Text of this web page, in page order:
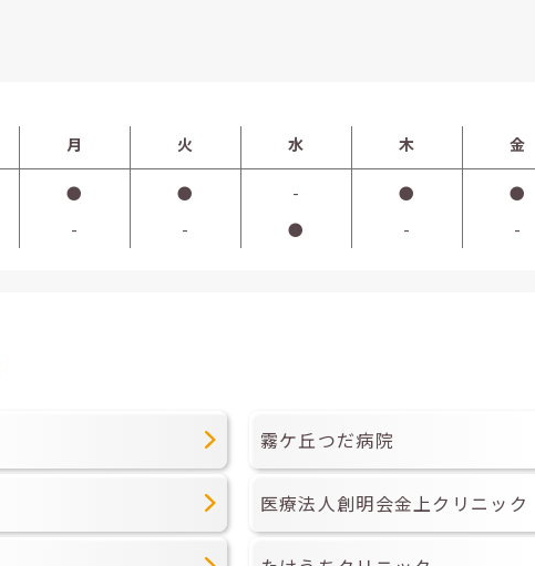
月 火 水 木 金
● ● - ● ●
- - ● - -
霧ケ丘つだ病院
医療法人創明会金上クリニック